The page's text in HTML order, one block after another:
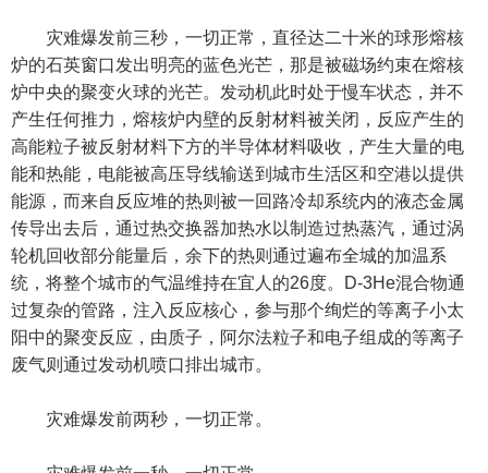
灾难爆发前三秒，一切正常，直径达二十米的球形熔核
炉的石英窗口发出明亮的蓝色光芒，那是被磁场约束在熔核
炉中央的聚变火球的光芒。发动机此时处于慢车状态，并不
产生任何推力，熔核炉内壁的反射材料被关闭，反应产生的
高能粒子被反射材料下方的半导体材料吸收，产生大量的电
能和热能，电能被高压导线输送到城市生活区和空港以提供
能源，而来自反应堆的热则被一回路冷却系统内的液态金属
传导出去后，通过热交换器加热水以制造过热蒸汽，通过涡
轮机回收部分能量后，余下的热则通过遍布全城的加温系
统，将整个城市的气温维持在宜人的26度。D-3He混合物通
过复杂的管路，注入反应核心，参与那个绚烂的等离子小太
阳中的聚变反应，由质子，阿尔法粒子和电子组成的等离子
废气则通过发动机喷口排出城市。
灾难爆发前两秒，一切正常。